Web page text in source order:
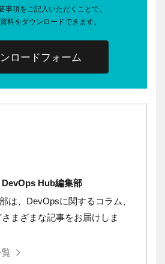
事項をご記入いただくことで、
料をダウンロードできます。
ロードフォーム
Hub編集部
は、DevOpsに関するコラム、
まざまな記事をお届けしま